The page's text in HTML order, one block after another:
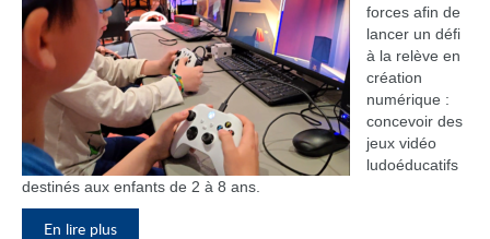
forces afin de
lancer un défi
à la relève en
création
numérique :
concevoir des
jeux vidéo
ludoéducatifs
destinés aux enfants de 2 à 8 ans.
En lire plus